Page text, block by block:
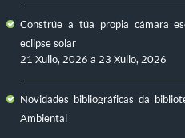
Constrúe a túa propia cámara
eclipse solar
21 Xullo, 2026 a 23 Xullo, 2026
Novidades bibliográficas da
Ambiental